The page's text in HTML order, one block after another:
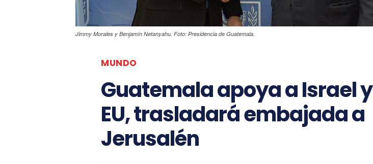
Jimmy Morales y Benjamín Netanyahu. Foto: Presidencia de Guatemala.
MUNDO
Guatemala apoya a Israel y
EU, trasladará embajada a
Jerusalén